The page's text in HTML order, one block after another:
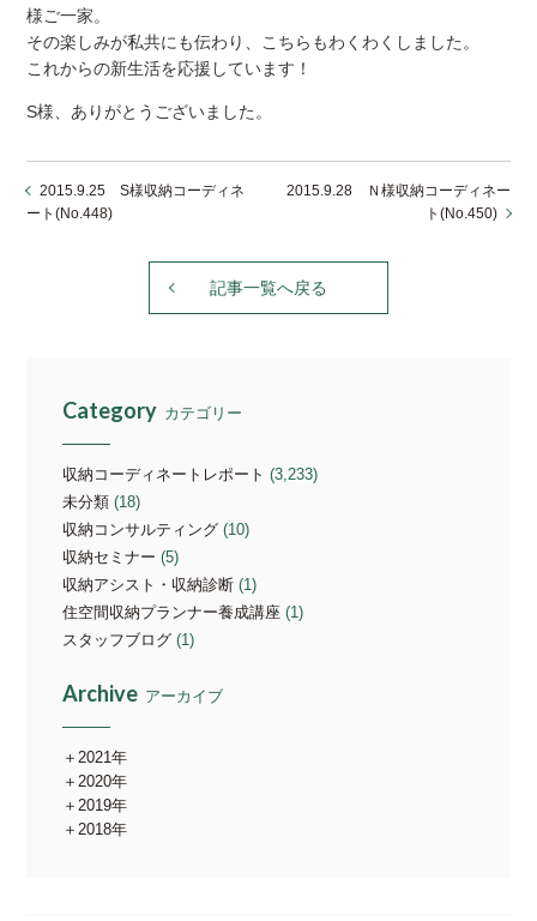
様ご一家。
その楽しみが私共にも伝わり、こちらもわくわくしました。
これからの新生活を応援しています！
S様、ありがとうございました。
2015.9.25 S様収納コーディネ
ート(No.448)
2015.9.28 Ｎ様収納コーディネー
ト(No.450)
記事一覧へ戻る
Category カテゴリー
収納コーディネートレポート (3,233)
未分類 (18)
収納コンサルティング (10)
収納セミナー (5)
収納アシスト・収納診断 (1)
住空間収納プランナー養成講座 (1)
スタッフブログ (1)
Archive アーカイブ
2021年
2020年
2019年
2018年